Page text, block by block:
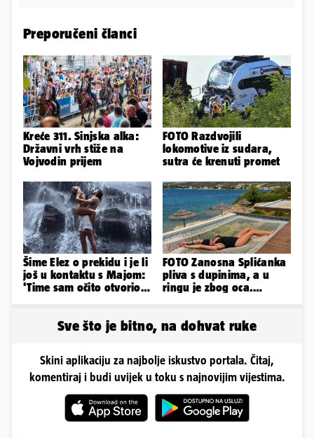
Preporučeni članci
Kreće 311. Sinjska alka:
Državni vrh stiže na
Vojvodin prijem
FOTO Razdvojili
lokomotive iz sudara,
sutra će krenuti promet
Šime Elez o prekidu i je li
još u kontaktu s Majom:
'Time sam očito otvorio
FOTO Zanosna Splićanka
pliva s dupinima, a u
ringu je zbog oca.
Sve što je bitno, na dohvat ruke
Skini aplikaciju za najbolje iskustvo portala. Čitaj,
komentiraj i budi uvijek u toku s najnovijim vijestima.